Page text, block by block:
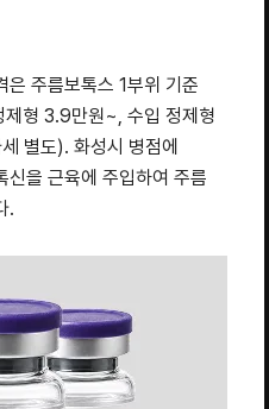
은 주름보톡스 1부위 기준
형 3.9만원~, 수입 정제형
별도). 화성시 병점에
신을 근육에 주입하여 주름
.